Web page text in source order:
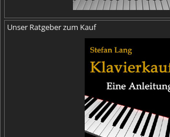
Unser Ratgeber zum Kauf